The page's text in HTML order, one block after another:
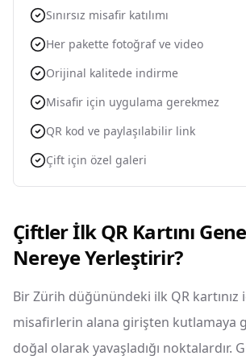
Sınırsız misafir katılımı
Her pakette fotoğraf ve video
Orijinal kalitede indirme
Misafir için uygulama gerekmez
QR kod ve paylaşılabilir link
Çift için özel galeri
Çiftler İlk QR Kartını
Nereye Yerleştirir?
Bir Zürih düğünündeki ilk QR kartınız
misafirlerin alana girişten kutlamaya
doğal olarak yavaşladığı noktalardır.